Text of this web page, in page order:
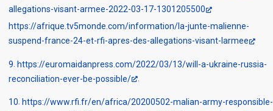
allegations-visant-armee-2022-03-17-1301205500
https://afrique.tv5monde.com/information/la-junte-malienne-
suspend-france-24-et-rfi-apres-des-allegations-visant-larmee
9 https://euromaidanpress.com/2022/03/13/will-a-ukraine-russia-
reconciliation-ever-be-possible/
10 https://www.rfi.fr/en/africa/20200502-malian-army-responsible-